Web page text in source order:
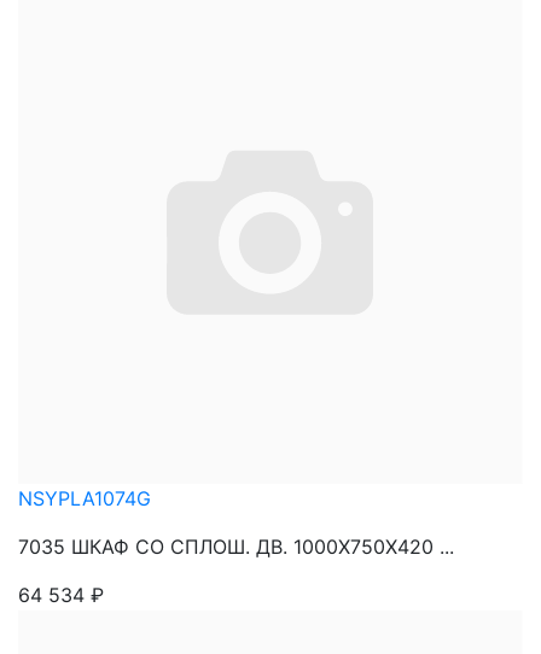
NSYPLA1074G
7035 ШКАФ СО СПЛОШ. ДВ. 1000Х750Х420 ...
64 534 ₽